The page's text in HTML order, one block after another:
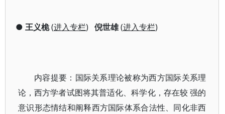
● 王义桅(进入专栏) 倪世雄(进入专栏)
内容提要：国际关系理论被称为西方国际关系理
论，西方学者试图将其普适化、科学化，存在较 强的
意识形态情结和阐释西方国际体系合法性、同化非西